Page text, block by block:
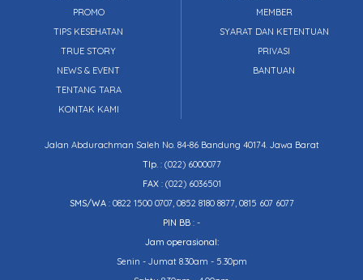
PROMO
TIPS KESEHATAN
TRUE STORY
NEWS & EVENT
TENTANG TARA
KONTAK KAMI
MEMBER
SYARAT DAN KETENTUAN
PRIVASI
BANTUAN
Jalan Abdurachman Saleh No. 84-86 Bandung 40174. Jawa Barat
Tlp.: (022) 6000077
FAX: (022) 6036501
SMS/WA: 0822 1500 0707, 0852 8180 8877, 0815 607 6077
PIN BB : -
Jam operasional:
Senin - Jumat 8.30am - 5.30pm